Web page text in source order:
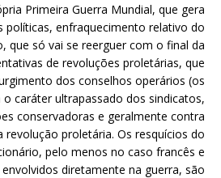
Primeira Guerra Mundial, que gera
políticas, enfraquecimento relativo do
que só vai se reerguer com o final da
de revoluções proletárias, que
dos conselhos operários (os
caráter ultrapassado dos sindicatos,
conservadoras e geralmente contra
revolução proletária. Os resquícios do
pelo menos no caso francês e
diretamente na guerra, são